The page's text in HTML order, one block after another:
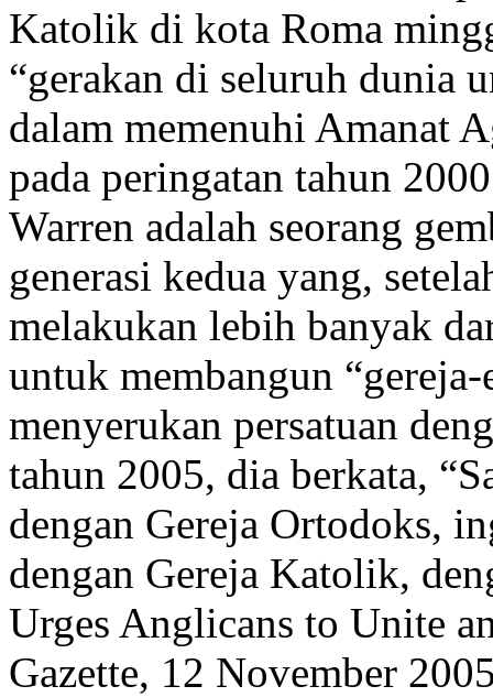
Katolik di kota Roma
“gerakan di seluruh dunia
dalam memenuhi Amanat
pada peringatan tahun
Warren adalah seorang
generasi kedua yang,
melakukan lebih banyak
untuk membangun
menyerukan persatuan
tahun 2005, dia berkata,
dengan Gereja Ortodoks,
dengan Gereja Katolik,
Urges Anglicans to Unite
Gazette, 12 November